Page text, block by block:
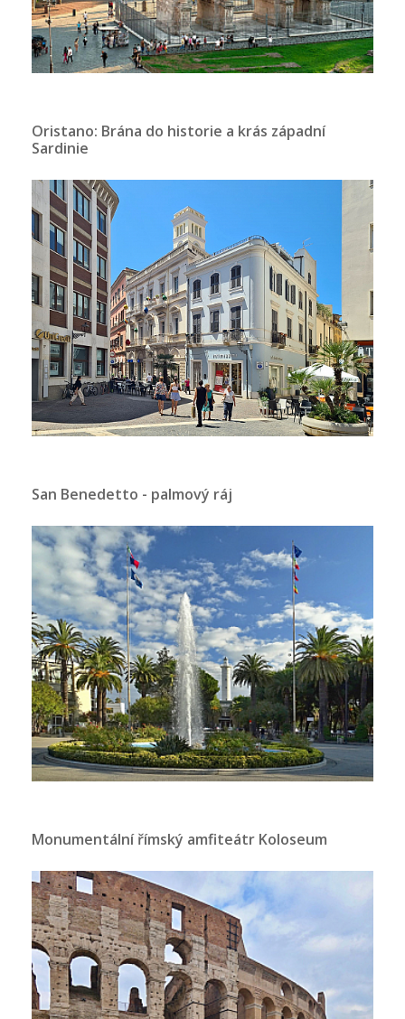
Oristano: Brána do historie a krás západní
Sardinie
San Benedetto - palmový ráj
Monumentální římský amfiteátr Koloseum